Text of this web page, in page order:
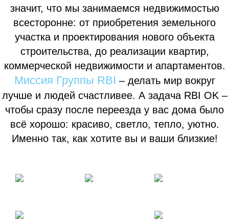
значит, что мы занимаемся недвижимостью
всесторонне: от приобретения земельного
участка и проектирования нового объекта
строительства, до реализации квартир,
коммерческой недвижимости и апартаментов.
Миссия Группы RBI – делать мир вокруг
лучше и людей счастливее. А задача RBI OK –
чтобы сразу после переезда у вас дома было
всё хорошо: красиво, светло, тепло, уютно.
Именно так, как хотите вы и ваши близкие!